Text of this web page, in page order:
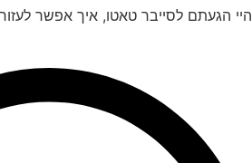
הגעתם לסייבר טאטו, איך אפשר לעזור ?